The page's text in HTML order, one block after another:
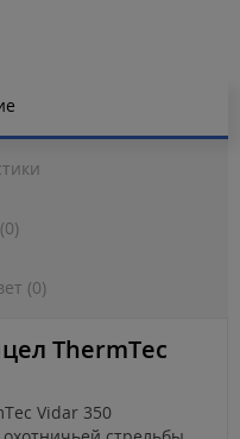
(0)
ThermTec
Vidar 350